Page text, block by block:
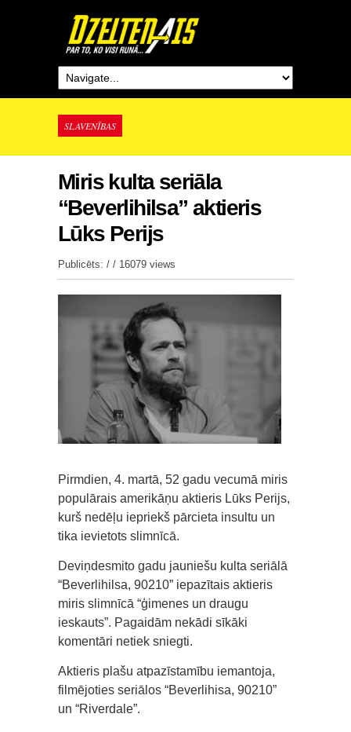
SLAVENĪBAS
Miris kulta seriāla
“Beverlihilsa” aktieris
Lūks Perijs
Publicēts: / / 16079 views
Pirmdien, 4. martā, 52 gadu vecumā miris
populārais amerikāņu aktieris Lūks Perijs,
kurš nedēļu iepriekš pārcieta insultu un
tika ievietots slimnīcā.
Deviņdesmito gadu jauniešu kulta seriālā
“Beverlihilsa, 90210” iepazītais aktieris
miris slimnīcā “ģimenes un draugu
ieskauts”. Pagaidām nekādi sīkāki
komentāri netiek sniegti.
Aktieris plašu atpazīstamību iemantoja,
filmējoties seriālos “Beverlihisa, 90210”
un “Riverdale”.